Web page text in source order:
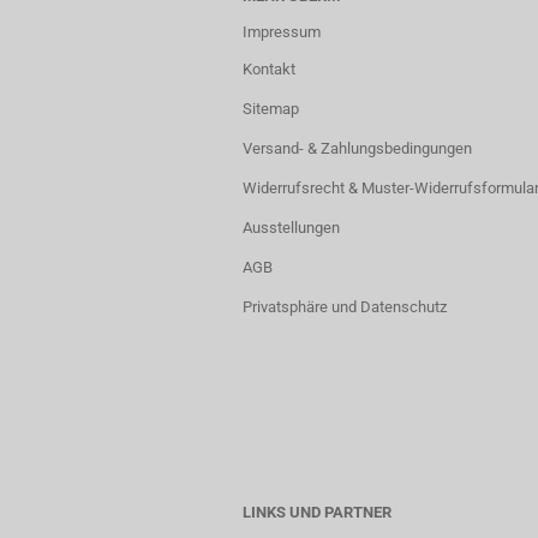
Impressum
Kontakt
Sitemap
Versand- & Zahlungsbedingungen
Widerrufsrecht & Muster-Widerrufsformular
Ausstellungen
AGB
Privatsphäre und Datenschutz
LINKS UND PARTNER